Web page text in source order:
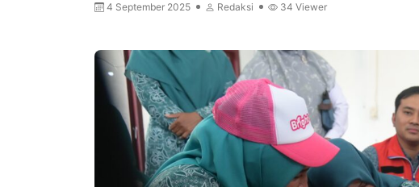
4 September 2025 Redaksi 34 Viewer